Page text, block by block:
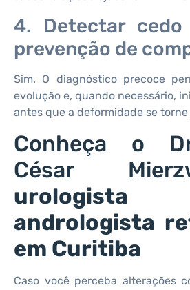
4. Detectar
prevenção de
Sim. O diagnóstico precoce
evolução e, quando necessário,
antes que a deformidade se torne
Conheça o
César
andrologista
em Curitiba
Caso você perceba alterações